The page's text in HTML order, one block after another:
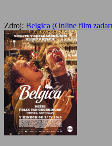
Zdroj: Belgica (Online film